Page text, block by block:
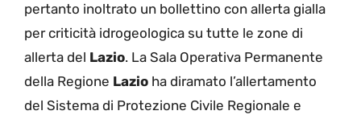
pertanto inoltrato un bollettino con allerta gialla
per criticità idrogeologica su tutte le zone di
allerta del Lazio. La Sala Operativa Permanente
della Regione Lazio ha diramato l’allertamento
del Sistema di Protezione Civile Regionale e